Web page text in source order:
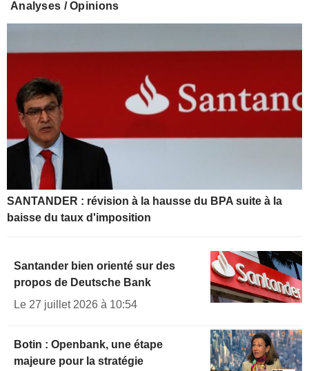
Analyses / Opinions
SANTANDER : révision à la hausse du BPA suite à la
baisse du taux d'imposition
Santander bien orienté sur des
propos de Deutsche Bank
Le 27 juillet 2026 à 10:54
Botin : Openbank, une étape
majeure pour la stratégie